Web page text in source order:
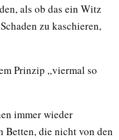
als ob das ein Witz
zu kaschieren,
Prinzip „viermal so
immer wieder
Betten, die nicht von den